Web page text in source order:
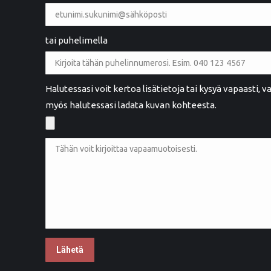
tai puhelimella
Halutessasi voit kertoa lisätietoja tai kysyä vapaasti,
myös halutessasi ladata kuvan kohteesta.
Maarit Henttula
Rauma